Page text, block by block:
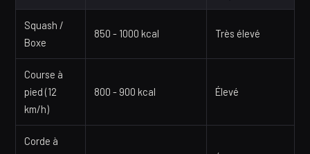
Squash /
Boxe
850 - 1000 kcal Très élevé
Course à
pied (12
km/h)
800 - 900 kcal Élevé
Corde à